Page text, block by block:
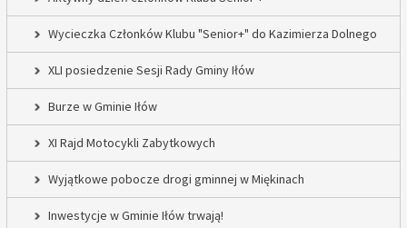
Wycieczka Członków Klubu "Senior+" do Kazimierza Dolnego
XLI posiedzenie Sesji Rady Gminy Iłów
Burze w Gminie Iłów
XI Rajd Motocykli Zabytkowych
Wyjątkowe pobocze drogi gminnej w Miękinach
Inwestycje w Gminie Iłów trwają!